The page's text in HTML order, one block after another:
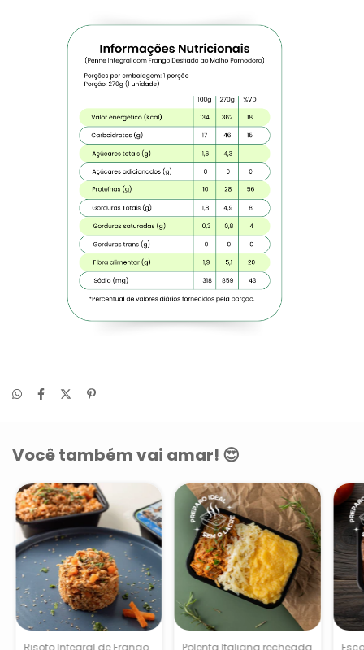
Você também vai amar! 😍
Risoto Integral de Frango Polenta Italiana recheada